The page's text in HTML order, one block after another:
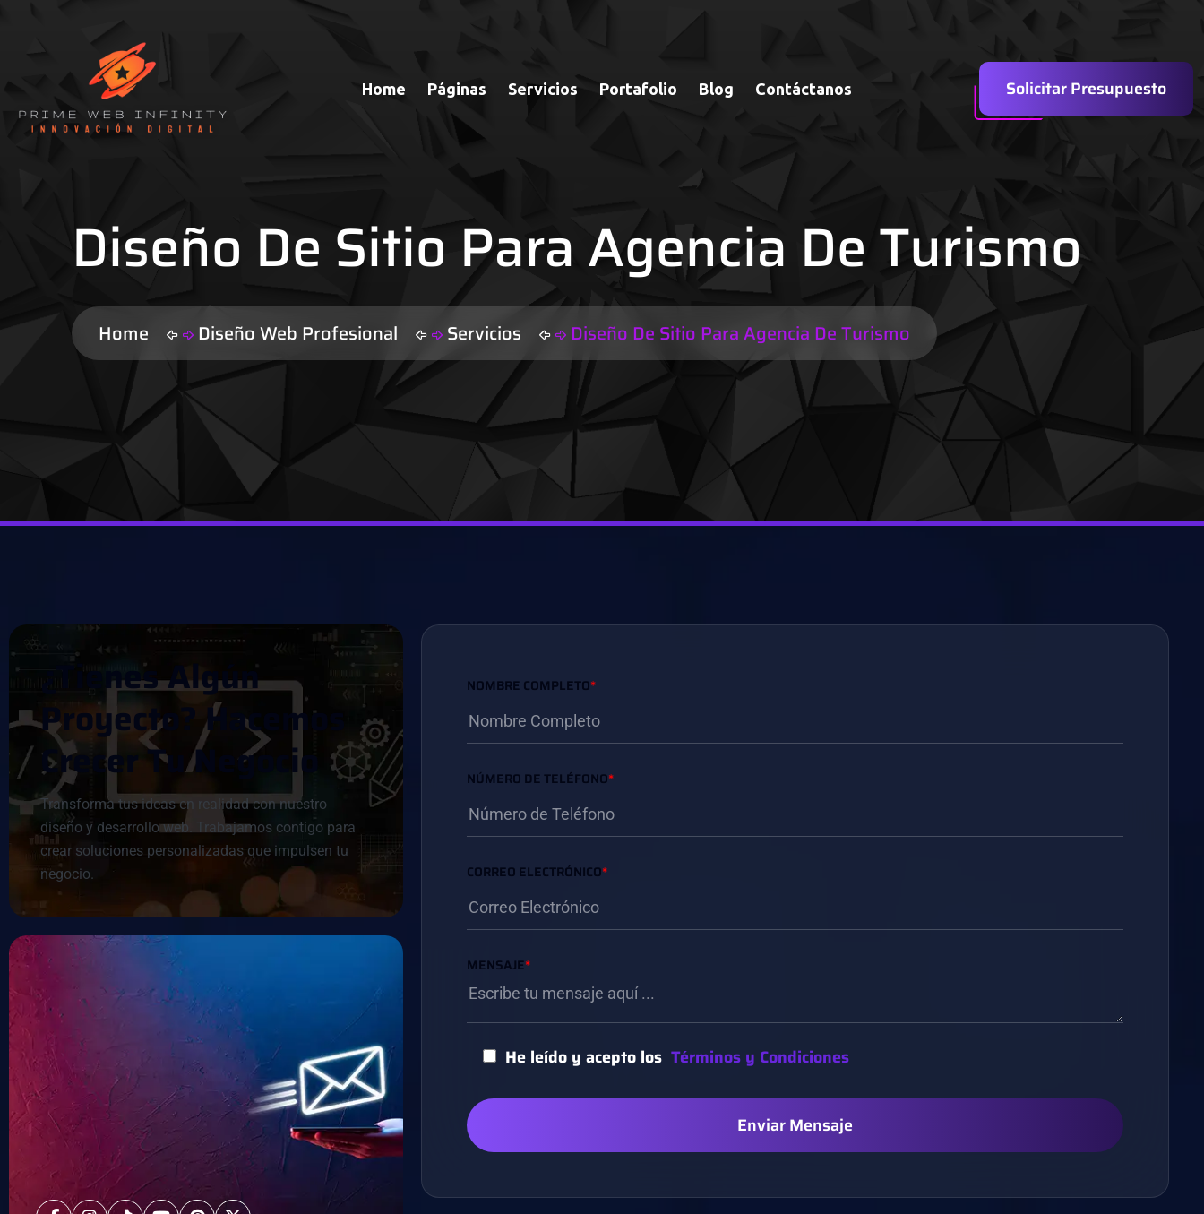
Home Páginas Servicios Portafolio Blog Contáctanos Solicitar Presupuesto
Diseño De Sitio Para Agencia De Turismo
Home Diseño Web Profesional Servicios Diseño De Sitio Para Agencia De Turismo
T NESALGÚN
PROYECTO ?H ACE MO
CRECE RTU N GO IO
Transforma tus ideas en realidad con nuestro
diseño y desarrollo web. Trabajamos contigo para
crear soluciones personalizadas que impulsen tu
negocio.
NOMBRE COMPLETO*
NÚMERO DE TELÉFONO*
CORREO ELECTRÓNICO*
MENSAJE*
He leído y acepto los Términos y Condiciones
Enviar Mensaje